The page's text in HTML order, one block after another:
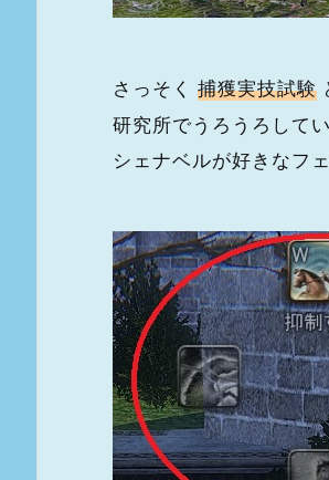
さっそく 捕獲実技試験
研究所でうろうろして
シェナベルが好きなフ